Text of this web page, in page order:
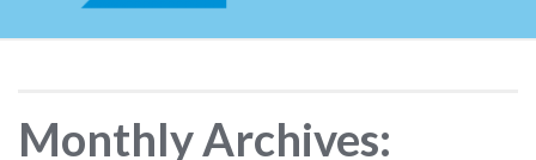
Monthly Archives: